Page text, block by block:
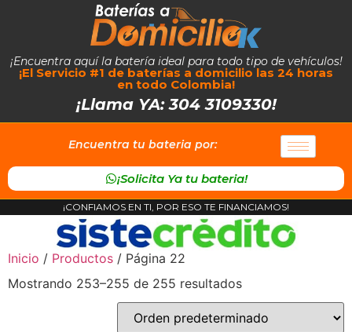
¡Encuentra aquí la batería ideal para todo tipo de vehículos!
¡El Servicio #1 de baterías a domicilio las 24 horas
en todo Colombia!
¡Llama YA: 304 3109330!
Encuentra tu bateria por:
¡Solicita Ya tu bateria!
¡CONFIAMOS EN TI, POR ESO TE FINANCIAMOS!
Inicio / Productos / Página 22
Mostrando 253–255 de 255 resultados